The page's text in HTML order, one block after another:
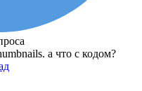
а что с кодом?